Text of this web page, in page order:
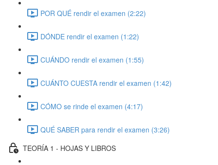
POR QUÉ rendir el examen (2:22)
DÓNDE rendir el examen (1:22)
CUÁNDO rendir el examen (1:55)
CUÁNTO CUESTA rendir el examen (1:42)
CÓMO se rinde el examen (4:17)
QUÉ SABER para rendir el examen (3:26)
TEORÍA 1 - HOJAS Y LIBROS